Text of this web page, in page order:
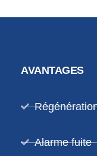
AVANTAGES
Alarme fuite